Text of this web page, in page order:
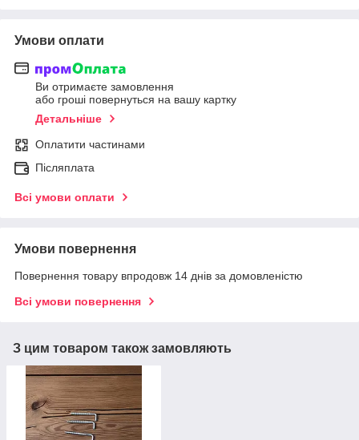
Умови оплати
Ви отримаєте замовлення
або гроші повернуться на вашу картку
Детальніше
Оплатити частинами
Післяплата
Всі умови оплати
Умови повернення
Повернення товару впродовж 14 днів за домовленістю
Всі умови повернення
З цим товаром також замовляють